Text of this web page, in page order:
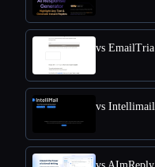
vs Intellimail